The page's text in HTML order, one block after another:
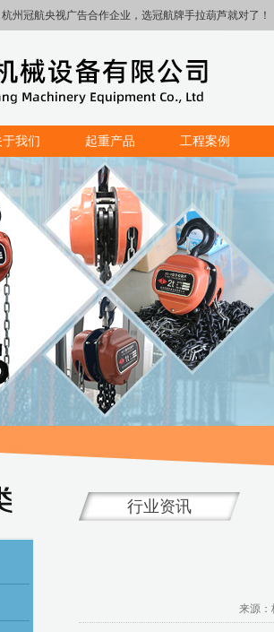
州冠航央视广告合作企业，选冠航牌手拉葫芦就对了！
于我们 起重产品 工程案例
行业资讯
来源：